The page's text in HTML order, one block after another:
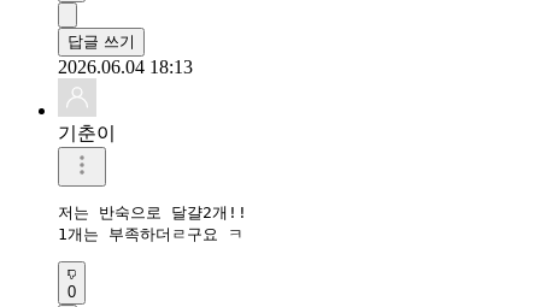
답글 쓰기
2026.06.04 18:13
기춘이
저는 반숙으로 달걀2개!!
1개는 부족하더ㄹ구요 ㅋ
0